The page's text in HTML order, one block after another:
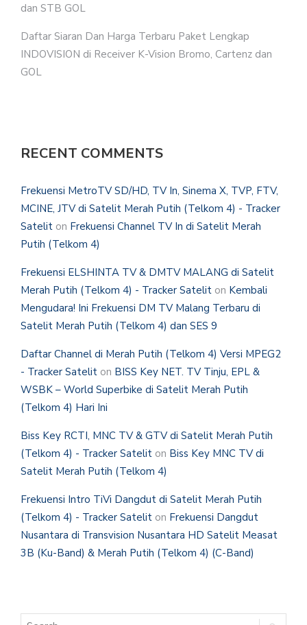
dan STB GOL
Daftar Siaran Dan Harga Terbaru Paket Lengkap
INDOVISION di Receiver K-Vision Bromo, Cartenz dan
GOL
RECENT COMMENTS
Frekuensi MetroTV SD/HD, TV In, Sinema X, TVP, FTV,
MCINE, JTV di Satelit Merah Putih (Telkom 4) - Tracker
Satelit on Frekuensi Channel TV In di Satelit Merah
Putih (Telkom 4)
Frekuensi ELSHINTA TV & DMTV MALANG di Satelit
Merah Putih (Telkom 4) - Tracker Satelit on Kembali
Mengudara! Ini Frekuensi DM TV Malang Terbaru di
Satelit Merah Putih (Telkom 4) dan SES 9
Daftar Channel di Merah Putih (Telkom 4) Versi MPEG2
- Tracker Satelit on BISS Key NET. TV Tinju, EPL &
WSBK – World Superbike di Satelit Merah Putih
(Telkom 4) Hari Ini
Biss Key RCTI, MNC TV & GTV di Satelit Merah Putih
(Telkom 4) - Tracker Satelit on Biss Key MNC TV di
Satelit Merah Putih (Telkom 4)
Frekuensi Intro TiVi Dangdut di Satelit Merah Putih
(Telkom 4) - Tracker Satelit on Frekuensi Dangdut
Nusantara di Transvision Nusantara HD Satelit Measat
3B (Ku-Band) & Merah Putih (Telkom 4) (C-Band)